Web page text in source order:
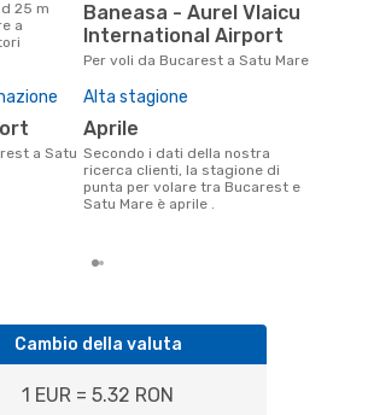
25 m
a
Baneasa - Aurel Vlaicu
International Airport
Per voli da Bucarest a Satu Mare
Alta stagione
aprile
Secondo i dati della nostra
ricerca clienti, la stagione di
punta per volare tra Bucarest e
Satu Mare è aprile .
Cambio della valuta
1 EUR = 5.32 RON